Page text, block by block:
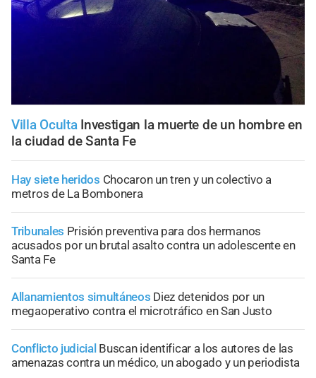
Villa Oculta Investigan la muerte de un hombre en
la ciudad de Santa Fe
Hay siete heridos Chocaron un tren y un colectivo a
metros de La Bombonera
Tribunales Prisión preventiva para dos hermanos
acusados por un brutal asalto contra un adolescente en
Santa Fe
Allanamientos simultáneos Diez detenidos por un
megaoperativo contra el microtráfico en San Justo
Conflicto judicial Buscan identificar a los autores de las
amenazas contra un médico, un abogado y un periodista